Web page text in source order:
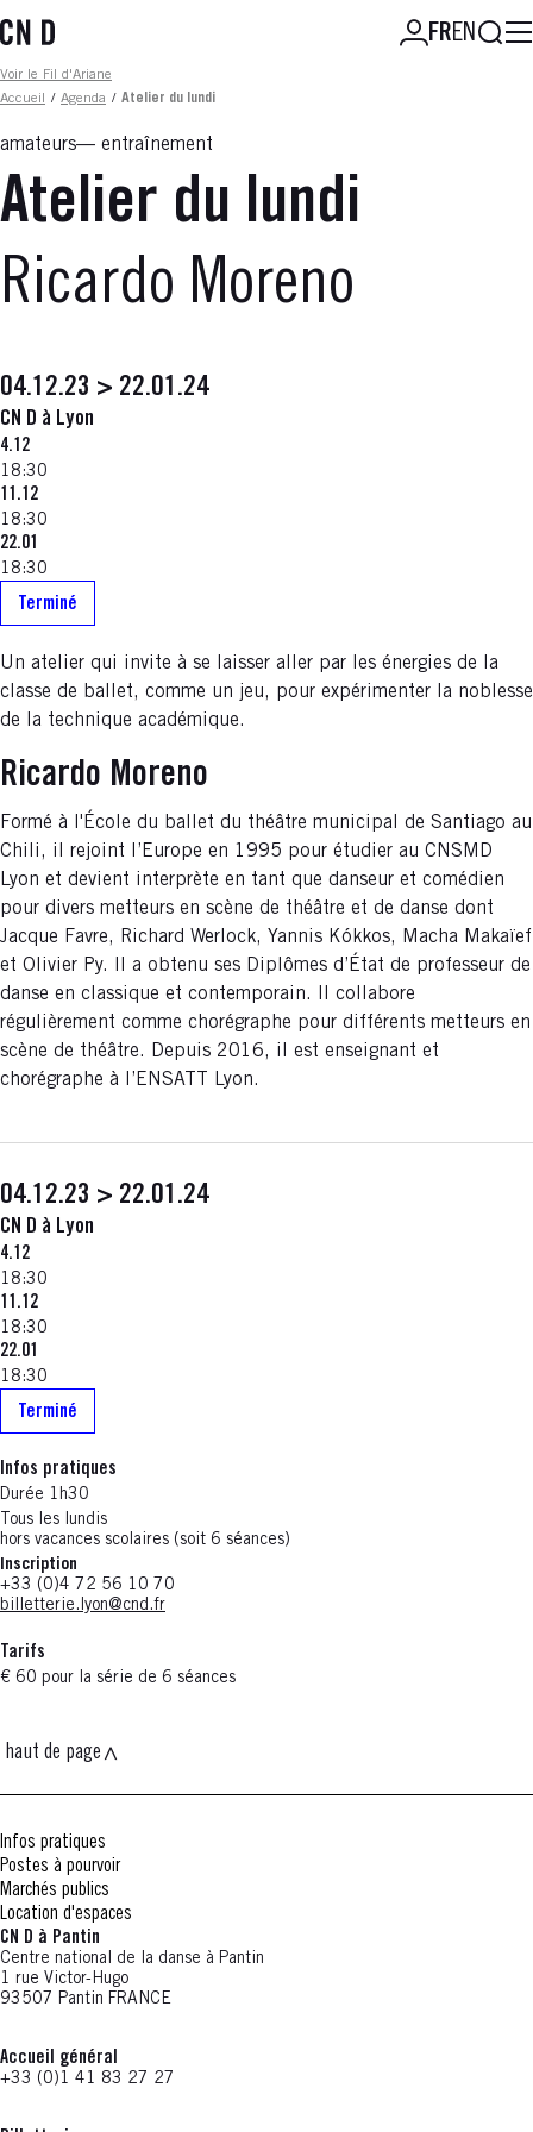
au
principal
FREN
Fil d'ariane
Voir le Fil d'Ariane
Accueil
/ Agenda / Atelier du lundi
amateurs entraînement
Atelier du lundi
Ricardo Moreno
04.12.23 > 22.01.24
CN D à Lyon
4.12
18:30
11.12
18:30
22.01
18:30
Terminé
Un atelier qui invite à se laisser aller par les énergies de la
classe de ballet, comme un jeu, pour expérimenter la noblesse
de la technique académique.
Ricardo Moreno
Formé à l'École du ballet du théâtre municipal de Santiago au
Chili, il rejoint l’Europe en 1995 pour étudier au CNSMD
Lyon et devient interprète en tant que danseur et comédien
pour divers metteurs en scène de théâtre et de danse dont
Jacque Favre, Richard Werlock, Yannis Kókkos, Macha Makaïef
et Olivier Py. Il a obtenu ses Diplômes d’État de professeur de
danse en classique et contemporain. Il collabore
régulièrement comme chorégraphe pour différents metteurs en
scène de théâtre. Depuis 2016, il est enseignant et
chorégraphe à l’ENSATT Lyon.
04.12.23 > 22.01.24
CN D à Lyon
4.12
18:30
11.12
18:30
22.01
18:30
Terminé
Infos pratiques
Durée 1h30
Tous les lundis
hors vacances scolaires (soit 6 séances)
Inscription
+33 (0)4 72 56 10 70
billetterie.lyon@cnd.fr
Tarifs
€ 60 pour la série de 6 séances
haut de page
Infos pratiques
Postes à pourvoir
Marchés publics
Location d'espaces
CN D à Pantin
Centre national de la danse à Pantin
1 rue Victor-Hugo
93507 Pantin FRANCE
Accueil général
+33 (0)1 41 83 27 27